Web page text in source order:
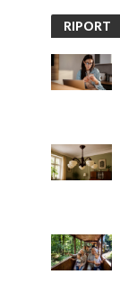
RIPORT